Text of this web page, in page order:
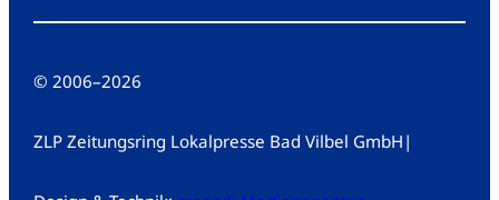
© 2006–2026
ZLP Zeitungsring Lokalpresse Bad Vilbel GmbH |